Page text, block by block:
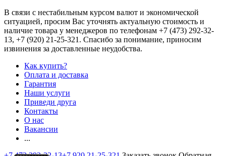
В связи с нестабильным курсом валют и экономической
ситуацией, просим Вас уточнять актуальную стоимость и
наличие товара у менеджеров по телефонам +7 (473) 292-32-
13, +7 (920) 21-25-321 . Спасибо за понимание, приносим
извинения за доставленные неудобства.
Как купить?
Оплата и доставка
Гарантия
Наши услуги
Приведи друга
Контакты
О нас
Вакансии
...